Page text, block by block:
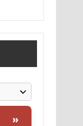
»